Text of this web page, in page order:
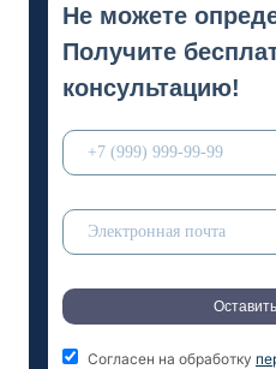
Не можете
Получите
консультацию!
Согласен на обработку